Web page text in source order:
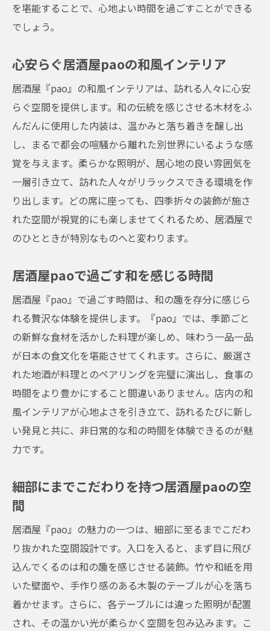
を堪能することで、心地よい時間を過ごすことができる
でしょう。
心安らぐ居酒屋paoの和風インテリア
居酒屋『pao』の和風インテリアは、訪れる人々に心安
らぐ空間を提供します。和の伝統を感じさせる木材をふ
んだんに使用した内装は、温かみと落ち着きを醸し出
し、まるで都会の喧騒から離れた別世界にいるような感
覚を与えます。柔らかな照明が、居心地の良い雰囲気を
一層引き立て、訪れた人々がリラックスできる環境を作
り出します。どの席に座っても、四季折々の装飾が施さ
れた空間が視覚的にも楽しませてくれるため、居酒屋で
のひとときが特別なものへと変わります。
居酒屋paoで過ごす和を感じる時間
居酒屋『pao』で過ごす時間は、和の趣を存分に感じら
れる贅沢な体験を提供します。『pao』では、季節ごと
の新鮮な食材を活かした料理が楽しめ、味わう一品一品
が日本の食文化を堪能させてくれます。さらに、厳選さ
れた地酒が料理とのペアリングを完璧に演出し、食事の
時間をより豊かにすること間違いありません。店内の和
風インテリアが心地よさを引き立て、訪れるたびに新し
い発見と共に、非日常的な和の時間を体験できるのが魅
力です。
細部にまでこだわりを持つ居酒屋paoの空
間
居酒屋『pao』の魅力の一つは、細部に至るまでこだわ
り抜かれた空間設計です。入口を入ると、まず目に飛び
込んでくるのは和の趣を感じさせる装飾。竹や和紙を用
いた壁面や、手作り感のある木製のテーブルが心を落ち
着かせます。さらに、各テーブルには違った照明が配置
され、その温かい光が柔らかく空間を包み込みます。こ